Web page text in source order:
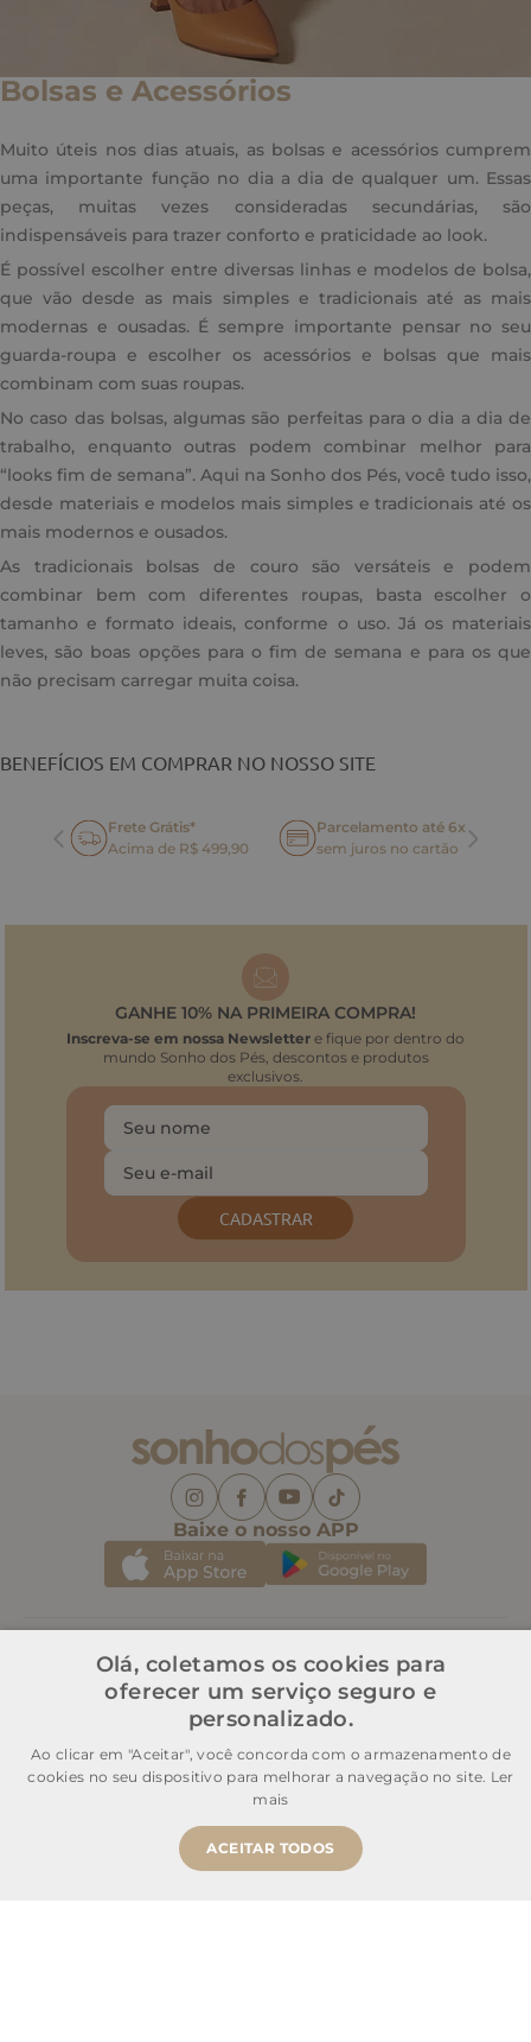
Bolsas e Acessórios
Muito úteis nos dias atuais, as bolsas e acessórios cumprem
uma importante função no dia a dia de qualquer um. Essas
peças, muitas vezes consideradas secundárias, são
indispensáveis para trazer conforto e praticidade ao look.
É possível escolher entre diversas linhas e modelos de bolsa,
que vão desde as mais simples e tradicionais até as mais
modernas e ousadas. É sempre importante pensar no seu
guarda-roupa e escolher os acessórios e bolsas que mais
combinam com suas roupas.
No caso das bolsas, algumas são perfeitas para o dia a dia de
trabalho, enquanto outras podem combinar melhor para
“looks fim de semana”. Aqui na Sonho dos Pés, você tudo isso,
desde materiais e modelos mais simples e tradicionais até os
mais modernos e ousados.
As tradicionais bolsas de couro são versáteis e podem
combinar bem com diferentes roupas, basta escolher o
tamanho e formato ideais, conforme o uso. Já os materiais
leves, são boas opções para o fim de semana e para os que
não precisam carregar muita coisa.
BENEFÍCIOS EM COMPRAR NO NOSSO SITE
Frete Grátis*
Acima de R$ 499,90
Parcelamento até 6x
sem juros no cartão
GANHE 10% NA PRIMEIRA COMPRA!
Inscreva-se em nossa Newsletter e fique por dentro do
mundo Sonho dos Pés, descontos e produtos
exclusivos.
CADASTRAR
Baixe o nosso APP
Atendimento
Informações Úteis
Olá, coletamos os cookies para
oferecer um serviço seguro e
personalizado.
Ao clicar em "Aceitar", você concorda com o armazenamento de
cookies no seu dispositivo para melhorar a navegação no site. Ler
mais
ACEITAR TODOS